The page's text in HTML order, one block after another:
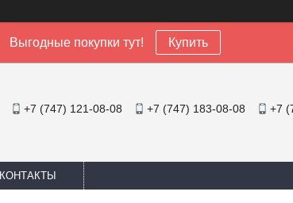
Выгодные покупки тут! Купить
+7 (747) 121-08-08 +7 (747) 183-08-08 +7
КОНТАКТЫ